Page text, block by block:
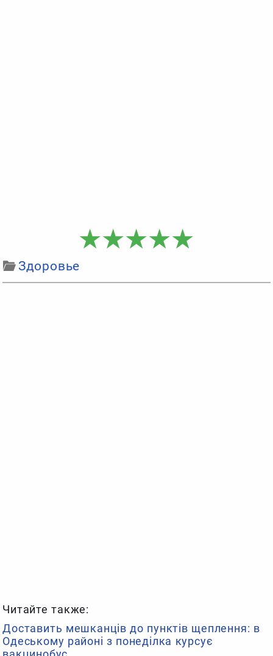
Здоровье
Читайте также:
Доставить мешканців до пунктів щеплення: в
Одеському районі з понеділка курсує